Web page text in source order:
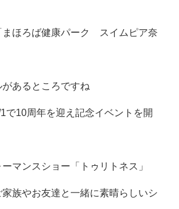
まほろば健康パーク スイムピア奈
あるところですね
で10周年を迎え記念イベントを開
マンスショー「トゥリトネス」
族やお友達と一緒に素晴らしいシ